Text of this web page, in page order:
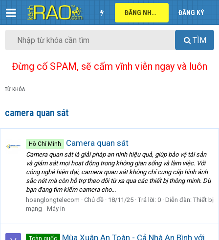
ĐĂNG NHẬP ĐĂNG KÝ
TÌM
Đừng cố SPAM, sẽ cấm vĩnh viễn ngay và luôn
TỪ KHÓA
camera quan sát
Hồ Chí Minh Camera quan sát
Camera quan sát là giải pháp an ninh hiệu quả, giúp bảo vệ tài sản
và giám sát mọi hoạt động trong không gian sống và làm việc. Với
công nghệ hiện đại, camera quan sát không chỉ cung cấp hình ảnh
sắc nét mà còn hỗ trợ theo dõi từ xa qua các thiết bị thông minh. Dù
bạn đang tìm kiếm camera cho...
hoanglongtelecom
Chủ đề 18/11/25 Trả lời: 0 Diễn đàn: Thiết bị
mạng - Máy in
Toàn quốc
Mùa Xuân An Toàn - Cả Nhà An Bình với